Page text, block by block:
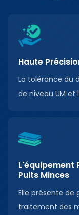
Haute
La tolérance du
de niveau UM et
L'équipement
Puits Minces
Elle présente de
traitement des